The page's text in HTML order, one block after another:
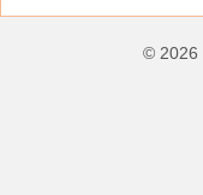
© 2026